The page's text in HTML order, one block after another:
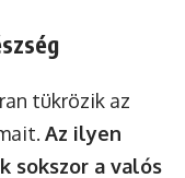
tükrözik az
Az ilyen
sokszor a valós